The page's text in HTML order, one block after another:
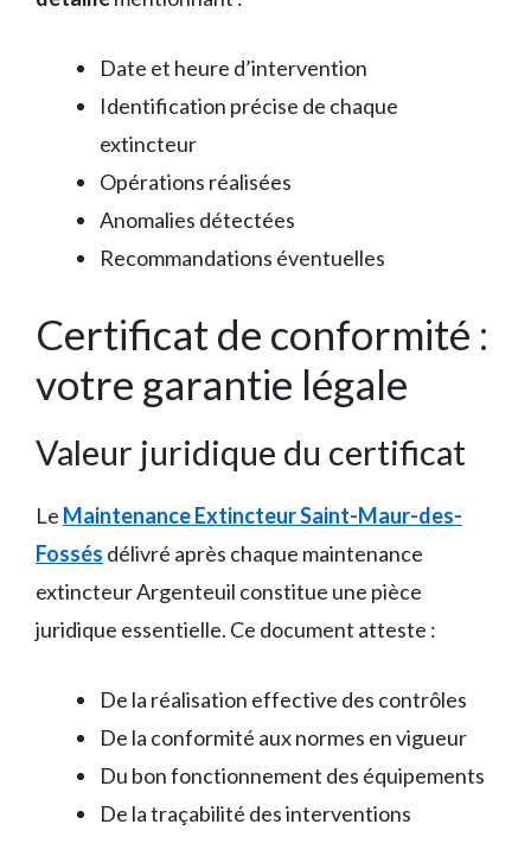
Date et heure d’intervention
Identification précise de chaque
extincteur
Opérations réalisées
Anomalies détectées
Recommandations éventuelles
Certificat de conformité :
votre garantie légale
Valeur juridique du certificat
Le Maintenance Extincteur Saint-Maur-des-
Fossés délivré après chaque maintenance
extincteur Argenteuil constitue une pièce
juridique essentielle. Ce document atteste :
De la réalisation effective des contrôles
De la conformité aux normes en vigueur
Du bon fonctionnement des équipements
De la traçabilité des interventions